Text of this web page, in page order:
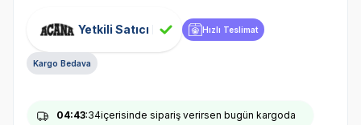
Yetkili Satıcı Hızlı Teslimat
Kargo Bedava
04:43:33içerisinde sipariş verirsen bugün kargoda